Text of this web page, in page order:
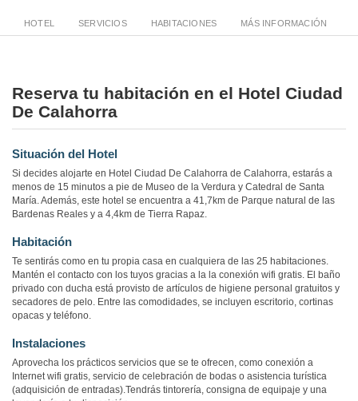
HOTEL SERVICIOS HABITACIONES MÁS INFORMACIÓN
Reserva tu habitación en el Hotel Ciudad
De Calahorra
Situación del Hotel
Si decides alojarte en Hotel Ciudad De Calahorra de Calahorra, estarás a
menos de 15 minutos a pie de Museo de la Verdura y Catedral de Santa
María. Además, este hotel se encuentra a 41,7km de Parque natural de las
Bardenas Reales y a 4,4km de Tierra Rapaz.
Habitación
Te sentirás como en tu propia casa en cualquiera de las 25 habitaciones.
Mantén el contacto con los tuyos gracias a la la conexión wifi gratis. El baño
privado con ducha está provisto de artículos de higiene personal gratuitos y
secadores de pelo. Entre las comodidades, se incluyen escritorio, cortinas
opacas y teléfono.
Instalaciones
Aprovecha los prácticos servicios que se te ofrecen, como conexión a
Internet wifi gratis, servicio de celebración de bodas o asistencia turística
(adquisición de entradas).Tendrás tintorería, consigna de equipaje y una